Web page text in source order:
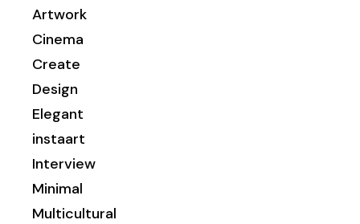
Artwork
Cinema
Create
Design
Elegant
instaart
Interview
Minimal
Multicultural